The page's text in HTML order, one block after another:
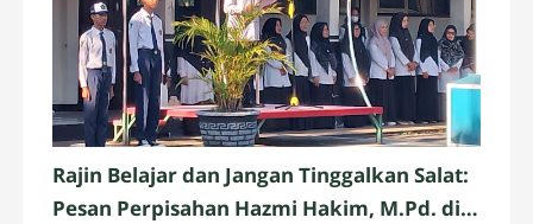
Rajin Belajar dan Jangan Tinggalkan Salat:
Pesan Perpisahan Hazmi Hakim, M.Pd. di